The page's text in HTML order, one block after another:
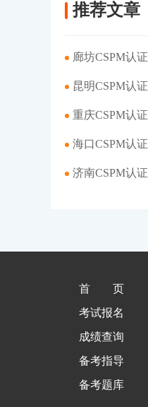
推荐文章
廊坊CSPM认
昆明CSPM认
重庆CSPM认
海口CSPM认
济南CSPM认
首页
考试报名
成绩查询
备考指导
备考题库